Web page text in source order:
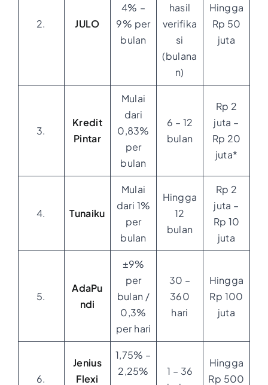
2. JULO
4% –
9% per
bulan
hasil
verifika
si
(bulana
n)
Hingga
Rp 50
juta
3.
Kredit
Pintar
Mulai
dari
0,83%
per
bulan
6 – 12
bulan
Rp 2
juta –
Rp 20
juta*
4. Tunaiku
Mulai
dari 1%
per
bulan
Hingga
12
bulan
Rp 2
juta –
Rp 10
juta
5.
AdaPu
ndi
±9%
per
bulan /
0,3%
per hari
30 –
360
hari
Hingga
Rp 100
juta
6.
Jenius
Flexi
1,75% –
2,25%
1 – 36
Hingga
Rp 500